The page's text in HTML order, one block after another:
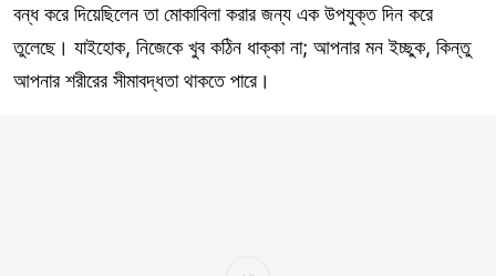
বন্ধ করে দিয়েছিলেন তা মোকাবিলা করার জন্য এক উপযুক্ত দিন করে
তুলেছে। যাইহোক, নিজেকে খুব কঠিন ধাক্কা না; আপনার মন ইচ্ছুক, কিন্তু
আপনার শরীরের সীমাবদ্ধতা থাকতে পারে।